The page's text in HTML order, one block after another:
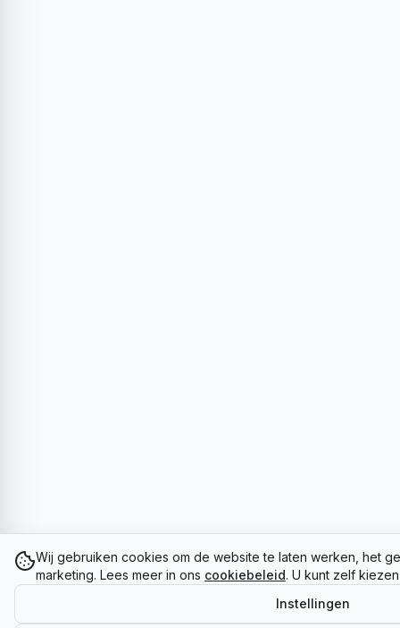
Wij gebruiken cookies om de website te laten werken, het
marketing. Lees meer in ons cookiebeleid. U kunt zelf
Instellingen